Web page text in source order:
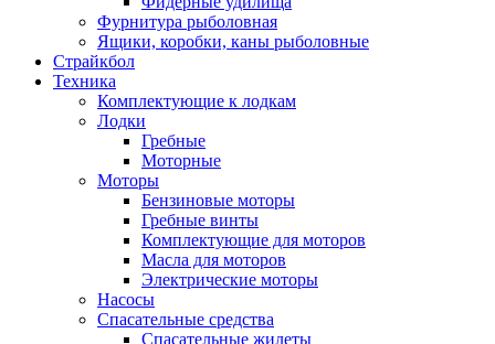
Фурнитура рыболовная
Ящики, коробки, каны рыболовные
Страйкбол
Техника
Комплектующие к лодкам
Лодки
Гребные
Моторные
Моторы
Бензиновые моторы
Гребные винты
Комплектующие для моторов
Масла для моторов
Электрические моторы
Насосы
Спасательные средства
Спасательные жилеты